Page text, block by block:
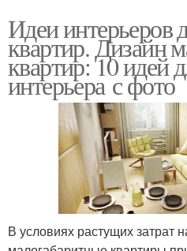
Идеи интерьеров
квартир. Дизайн
квартир: 10 идей
интерьера с фото
В условиях растущих затрат